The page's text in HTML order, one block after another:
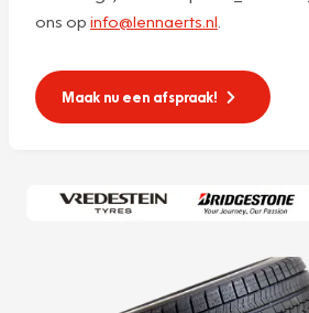
ons op info@lennaerts.nl
Maak nu een afspraak!